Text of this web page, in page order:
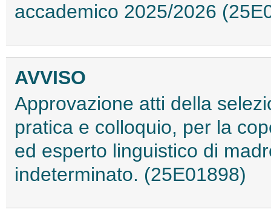
accademico 2025/2026
AVVISO
Approvazione atti della
pratica e colloquio, per la
ed esperto linguistico di
indeterminato. (25E01898)